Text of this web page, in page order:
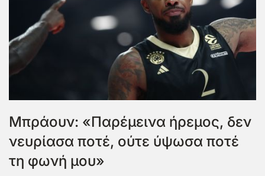
Μπράουν: «Παρέμεινα ήρεμος, δεν
νευρίασα ποτέ, ούτε ύψωσα ποτέ
τη φωνή μου»